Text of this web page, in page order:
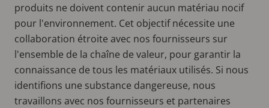
produits ne doivent contenir aucun matériau nocif
pour l'environnement. Cet objectif nécessite une
collaboration étroite avec nos fournisseurs sur
l'ensemble de la chaîne de valeur, pour garantir la
connaissance de tous les matériaux utilisés. Si nous
identifions une substance dangereuse, nous
travaillons avec nos fournisseurs et partenaires